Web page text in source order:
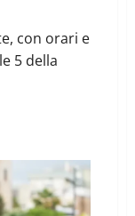
con orari e
5 della